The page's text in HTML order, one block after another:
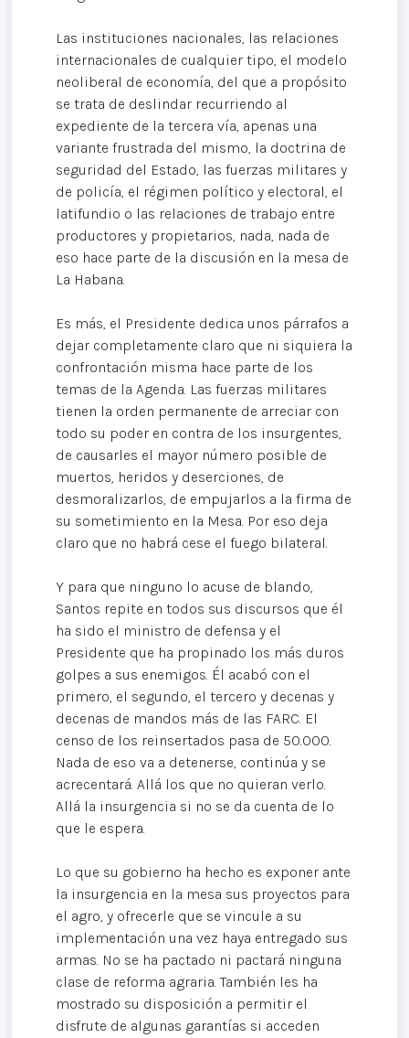
Las instituciones nacionales, las relaciones
internacionales de cualquier tipo, el modelo
neoliberal de economía, del que a propósito
se trata de deslindar recurriendo al
expediente de la tercera vía, apenas una
variante frustrada del mismo, la doctrina de
seguridad del Estado, las fuerzas militares y
de policía, el régimen político y electoral, el
latifundio o las relaciones de trabajo entre
productores y propietarios, nada, nada de
eso hace parte de la discusión en la mesa de
La Habana.
Es más, el Presidente dedica unos párrafos a
dejar completamente claro que ni siquiera la
confrontación misma hace parte de los
temas de la Agenda. Las fuerzas militares
tienen la orden permanente de arreciar con
todo su poder en contra de los insurgentes,
de causarles el mayor número posible de
muertos, heridos y deserciones, de
desmoralizarlos, de empujarlos a la firma de
su sometimiento en la Mesa. Por eso deja
claro que no habrá cese el fuego bilateral.
Y para que ninguno lo acuse de blando,
Santos repite en todos sus discursos que él
ha sido el ministro de defensa y el
Presidente que ha propinado los más duros
golpes a sus enemigos. Él acabó con el
primero, el segundo, el tercero y decenas y
decenas de mandos más de las FARC. El
censo de los reinsertados pasa de 50.000.
Nada de eso va a detenerse, continúa y se
acrecentará. Allá los que no quieran verlo.
Allá la insurgencia si no se da cuenta de lo
que le espera.
Lo que su gobierno ha hecho es exponer ante
la insurgencia en la mesa sus proyectos para
el agro, y ofrecerle que se vincule a su
implementación una vez haya entregado sus
armas. No se ha pactado ni pactará ninguna
clase de reforma agraria. También les ha
mostrado su disposición a permitir el
disfrute de algunas garantías si acceden